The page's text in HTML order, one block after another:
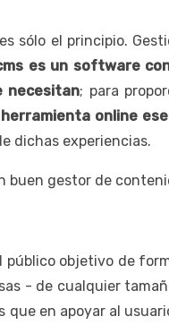
sólo el principio.
es un software
necesitan; para
online
dichas experiencias.
buen gestor de
objetivo de
- de cualquier
en apoyar al